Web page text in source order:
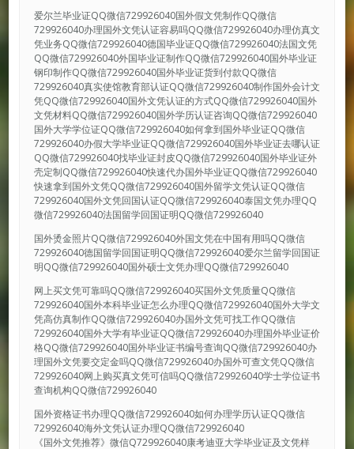
爱尔兰毕业证QQ微信729926040国外假文凭制作QQ微信
729926040办理国外文凭认证容易吗QQ微信729926040办理仿真文
凭业务QQ微信729926040德国毕业证QQ微信729926040法国文凭
QQ微信729926040外国毕业证制作QQ微信729926040国外毕业证
钢印制作QQ微信729926040国外毕业证货到付款QQ微信
729926040真实使馆教育部认证QQ微信729926040制作国外会计文
凭QQ微信729926040国外文凭认证的方式QQ微信729926040国外
文凭材料QQ微信729926040国外学历认证咨询QQ微信729926040
国外大学学位证QQ微信729926040如何拿到国外毕业证QQ微信
729926040办假大学毕业证QQ微信729926040国外毕业证去哪认证
QQ微信729926040找毕业证封皮QQ微信729926040国外毕业证外
壳定制QQ微信729926040快速代办国外毕业证QQ微信729926040
快速拿到国外文凭QQ微信729926040国外留学文凭认证QQ微信
729926040国外文凭回国认证QQ微信729926040泰国文凭办理QQ
微信729926040法国留学回国证明QQ微信729926040
国外烫金照片QQ微信729926040外国文凭在中国有用吗QQ微信
729926040德国留学回国证明QQ微信729926040爱尔兰留学回国证
明QQ微信729926040国外硕士文凭办理QQ微信729926040
网上买文凭可靠吗QQ微信729926040买国外文凭质量QQ微信
729926040国外本科毕业证怎么办理QQ微信729926040国外大学文
凭高仿真制作QQ微信729926040办国外文凭可找工作QQ微信
729926040国外大学有毕业证QQ微信729926040办理国外毕业证价
格QQ微信729926040国外毕业证书编号查询QQ微信729926040办
理国外文凭要交定金吗QQ微信729926040办国外可查文凭QQ微信
729926040网上购买真文凭可信吗QQ微信729926040学士学位证书
查询机构QQ微信729926040
国外资格证书办理QQ微信729926040如何办理学历认证QQ微信
729926040海外文凭认证办理QQ微信729926040
《国外文凭推荐》微信Q729926040康考迪亚大学毕业证及文凭样